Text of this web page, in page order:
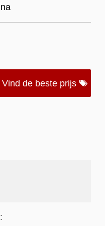
Vind de beste prijs